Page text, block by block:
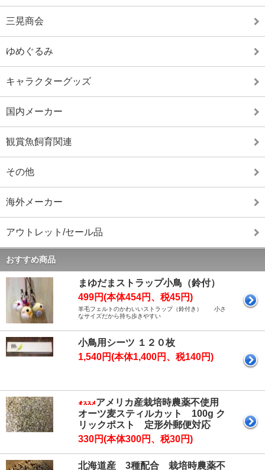
三晃商会
ゆめぐるみ
キャラクターグッズ
国内メーカー
観賞魚飼育関連
その他
海外メーカー
アウトレット/セール品
おすすめ商品
まゆだまストラップ小鳥（鈴付）
499円(本体454円、税45円)
羊毛フェルトのかわいいストラップ（鈴付き） 小さ
なサイズだから持ち歩きやすい
小鳥用シーツ １２０枚
1,540円(本体1,400円、税140円)
アメリカ産栽培時農薬不使用
オーツ麦スティルカット 100g ク
リックポスト 定形外郵便対応
330円(本体300円、税30円)
北海道産 3種配合 栽培時農薬不